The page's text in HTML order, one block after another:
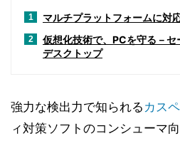
1 マルチプラットフォームに対
2
仮想化技術で、PCを守る－
デスクトップ
強力な検出力で知られる カス
ィ対策ソフトのコンシューマ